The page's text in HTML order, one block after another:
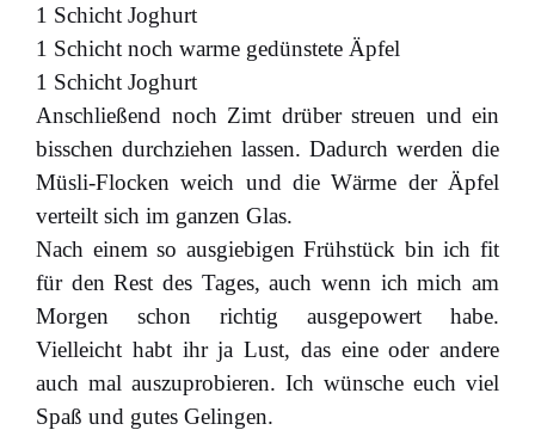
1 Schicht Joghurt
1 Schicht noch warme gedünstete Äpfel
1 Schicht Joghurt
Anschließend noch Zimt drüber streuen und ein
bisschen durchziehen lassen. Dadurch werden die
Müsli-Flocken weich und die Wärme der Äpfel
verteilt sich im ganzen Glas.
Nach einem so ausgiebigen Frühstück bin ich fit
für den Rest des Tages, auch wenn ich mich am
Morgen schon richtig ausgepowert habe.
Vielleicht habt ihr ja Lust, das eine oder andere
auch mal auszuprobieren. Ich wünsche euch viel
Spaß und gutes Gelingen.